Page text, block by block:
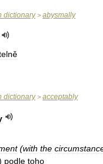
dictionary> abysmally
dictionary> acceptably
(with the
podle toho